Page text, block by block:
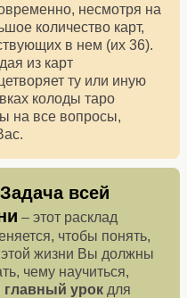
несмотря на
количество карт,
в нем (их 36).
из карт
ту или иную
колоды таро
на все вопросы,
Задача всей
– этот расклад
чтобы понять,
этой жизни Вы должны
чему научиться,
главный урок для